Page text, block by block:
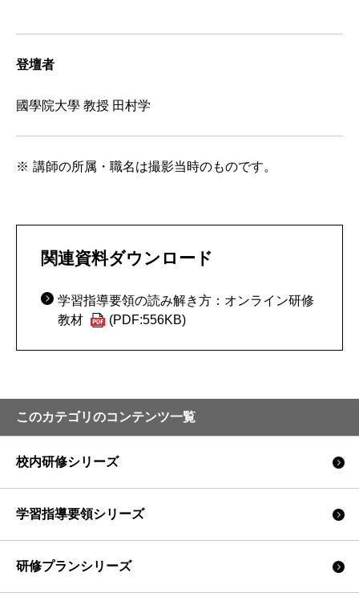
登壇者
國學院大學 教授 田村学
講師の所属・職名は撮影当時のものです。
関連資料ダウンロード
学習指導要領の読み解き方：オンライン研修
教材
(PDF:556KB)
このカテゴリのコンテンツ一覧
校内研修シリーズ
学習指導要領シリーズ
研修プランシリーズ